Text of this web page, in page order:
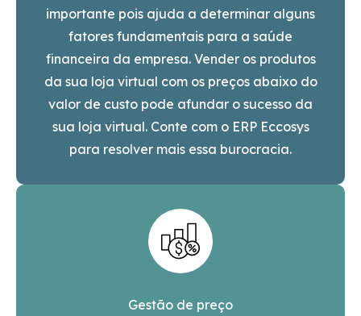
importante pois ajuda a determinar alguns
fatores fundamentais para a saúde
financeira da empresa. Vender os produtos
da sua loja virtual com os preços abaixo do
valor de custo pode afundar o sucesso da
sua loja virtual. Conte com o ERP Eccosys
para resolver mais essa burocracia.
Gestão de preço